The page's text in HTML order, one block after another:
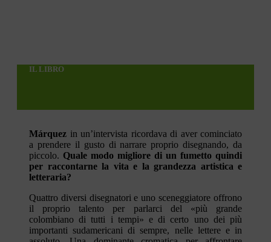
IL LIBRO
Márquez in un’intervista ricordava di aver cominciato
a prendere il gusto di narrare proprio disegnando, da
piccolo. Quale modo migliore di un fumetto quindi
per raccontarne la vita e la grandezza artistica e
letteraria?
Quattro diversi disegnatori e uno sceneggiatore offrono
il proprio talento per parlarci del «più grande
colombiano di tutti i tempi» e di certo uno dei più
importanti sudamericani di sempre, nelle lettere e in